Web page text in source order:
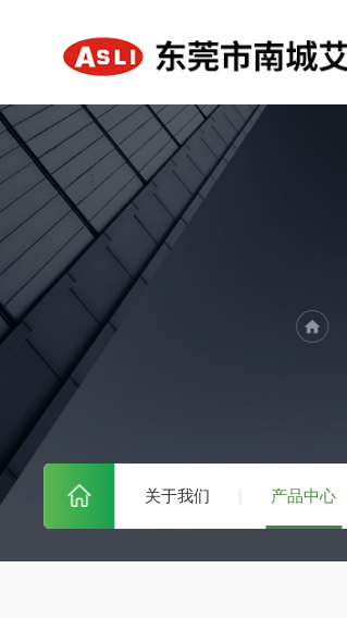
关于我们 产品中心